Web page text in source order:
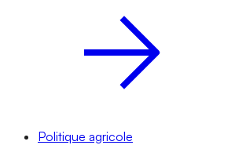
Politique agricole